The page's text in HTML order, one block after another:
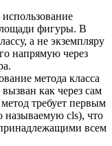
фигуры. В
а не экземпляру
напрямую через
метода класса
как через сам
требует первым
называемую cls), что
принадлежащими всем